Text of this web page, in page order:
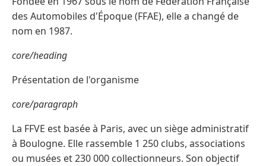
des Automobiles d'Époque (FFAE), elle a changé de
nom en 1987.
core/heading
Présentation de l'organisme
core/paragraph
La FFVE est basée à Paris, avec un siège administratif
à Boulogne. Elle rassemble 1 250 clubs, associations
ou musées et 230 000 collectionneurs. Son objectif